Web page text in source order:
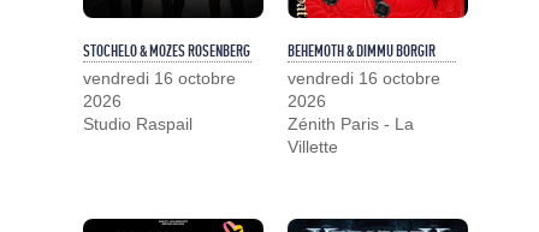
STOCHELO & MOZES ROSENBERG
vendredi 16 octobre
2026
Studio Raspail
BEHEMOTH & DIMMU BORGIR
vendredi 16 octobre
2026
Zénith Paris - La
Villette